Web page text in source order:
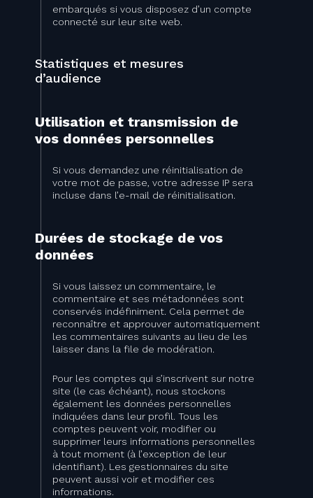
embarqués si vous disposez d’un compte
connecté sur leur site web.
Statistiques et mesures
d’audience
Utilisation et transmission de
vos données personnelles
Si vous demandez une réinitialisation de
votre mot de passe, votre adresse IP sera
incluse dans l’e-mail de réinitialisation.
Durées de stockage de vos
données
Si vous laissez un commentaire, le
commentaire et ses métadonnées sont
conservés indéfiniment. Cela permet de
reconnaître et approuver automatiquement
les commentaires suivants au lieu de les
laisser dans la file de modération.
Pour les comptes qui s’inscrivent sur notre
site (le cas échéant), nous stockons
également les données personnelles
indiquées dans leur profil. Tous les
comptes peuvent voir, modifier ou
supprimer leurs informations personnelles
à tout moment (à l’exception de leur
identifiant). Les gestionnaires du site
peuvent aussi voir et modifier ces
informations.